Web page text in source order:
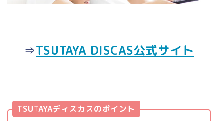
⇒TSUTAYA DISCAS公式サイト
TSUTAYAディスカスのポイント